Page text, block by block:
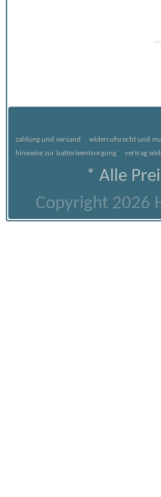
zahlung und versand widerrufsrecht und
hinweise zur batterieentsorgung
vertrag
* Alle
Copyright 2026